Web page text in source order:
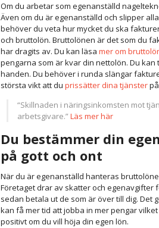
Om du arbetar som egenanställd
Även om du är egenanställd och slipper
behöver du veta hur mycket du ska
och bruttolön. Bruttolönen är det som du
har dragits av. Du kan läsa mer om
pengarna som är kvar din nettolön. Du
handen. Du behöver i runda slängar
största vikt att du prissätter dina tjänster
“Skillnaden i näringsinkomsten mot
arbetsgivare.”Läs mer här
Du bestämmer din
på gott och ont
När du är egenanställd hanteras
Företaget drar av skatter och egenavgifter
sedan betala ut de som är över till dig. Det
kan få mer tid att jobba in mer pengar
positivt om du vill höja din egen lön.